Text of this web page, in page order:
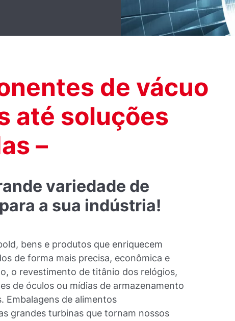
de vácuo
até soluções
–
variedade de
a sua indústria!
bens e produtos que enriquecem
de forma mais precisa, econômica e
o revestimento de titânio dos relógios,
de óculos ou mídias de armazenamento
Embalagens de alimentos
grandes turbinas que tornam nossos